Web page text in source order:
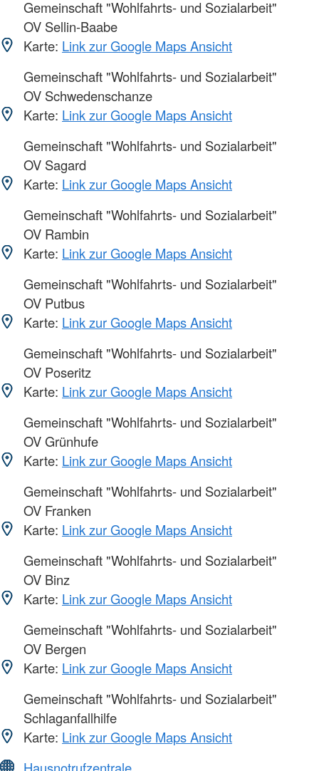
Gemeinschaft "Wohlfahrts- und Sozialarbeit"
OV Sellin-Baabe
Karte: Link zur Google Maps Ansicht
Gemeinschaft "Wohlfahrts- und Sozialarbeit"
OV Schwedenschanze
Karte: Link zur Google Maps Ansicht
Gemeinschaft "Wohlfahrts- und Sozialarbeit"
OV Sagard
Karte: Link zur Google Maps Ansicht
Gemeinschaft "Wohlfahrts- und Sozialarbeit"
OV Rambin
Karte: Link zur Google Maps Ansicht
Gemeinschaft "Wohlfahrts- und Sozialarbeit"
OV Putbus
Karte: Link zur Google Maps Ansicht
Gemeinschaft "Wohlfahrts- und Sozialarbeit"
OV Poseritz
Karte: Link zur Google Maps Ansicht
Gemeinschaft "Wohlfahrts- und Sozialarbeit"
OV Grünhufe
Karte: Link zur Google Maps Ansicht
Gemeinschaft "Wohlfahrts- und Sozialarbeit"
OV Franken
Karte: Link zur Google Maps Ansicht
Gemeinschaft "Wohlfahrts- und Sozialarbeit"
OV Binz
Karte: Link zur Google Maps Ansicht
Gemeinschaft "Wohlfahrts- und Sozialarbeit"
OV Bergen
Karte: Link zur Google Maps Ansicht
Gemeinschaft "Wohlfahrts- und Sozialarbeit"
Schlaganfallhilfe
Karte: Link zur Google Maps Ansicht